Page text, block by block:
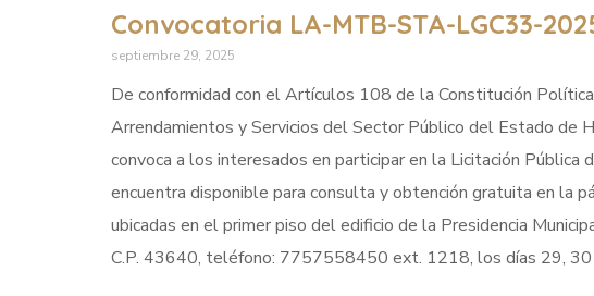
Convocatoria LA-MTB-STA-LGC33-
septiembre 29, 2025
De conformidad con el Artículos 108 de la Constitución
Arrendamientos y Servicios del Sector Público del Estado de
convoca a los interesados en participar en la Licitación
encuentra disponible para consulta y obtención gratuita en la
ubicadas en el primer piso del edificio de la Presidencia
C.P. 43640, teléfono: 7757558450 ext. 1218, los días 29,